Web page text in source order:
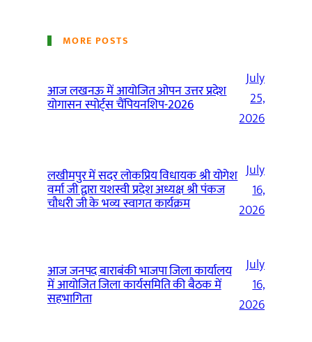
MORE POSTS
आज लखनऊ में आयोजित ओपन उत्तर प्रदेश
योगासन स्पोर्ट्स चैंपियनशिप-2026
July
25,
2026
लखीमपुर में सदर लोकप्रिय विधायक श्री योगेश
वर्मा जी द्वारा यशस्वी प्रदेश अध्यक्ष श्री पंकज
चौधरी जी के भव्य स्वागत कार्यक्रम
July
16,
2026
आज जनपद बाराबंकी भाजपा जिला कार्यालय
में आयोजित जिला कार्यसमिति की बैठक में
सहभागिता
July
16,
2026